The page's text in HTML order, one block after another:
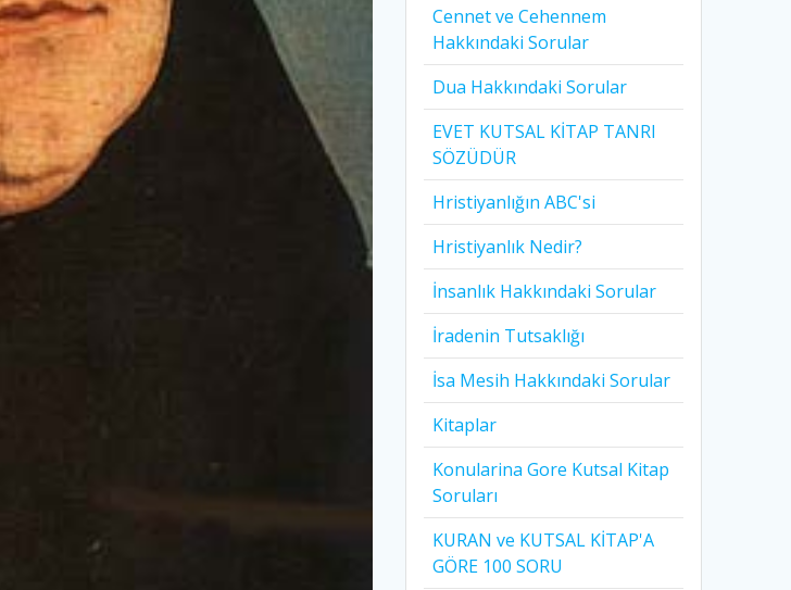
Cennet ve Cehennem
Hakkındaki Sorular
Dua Hakkındaki Sorular
EVET KUTSAL KİTAP TANRI
SÖZÜDÜR
Hristiyanlığın ABC'si
Hristiyanlık Nedir?
İnsanlık Hakkındaki Sorular
İradenin Tutsaklığı​
İsa Mesih Hakkındaki Sorular
Kitaplar
Konularina Gore Kutsal Kitap
Soruları
KURAN ve KUTSAL KİTAP'A
GÖRE 100 SORU